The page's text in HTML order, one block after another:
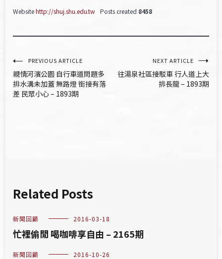
Websitehttp://shuj.shu.edu.tw Posts created 8458
文
章
導
PREVIOUS ARTICLE
親情河濱公園 自行車道問題多
排水溝未加蓋 無路燈 銜接有落
差 民眾小心 – 1893期
NEXT ARTICLE
往湯泉社區接駁車 行人道上大
排長龍 – 1893期
Related Posts
新聞回顧 2016-03-18
忙裡偷閒 喝咖啡享自由 – 2165期
新聞回顧 2016-10-26